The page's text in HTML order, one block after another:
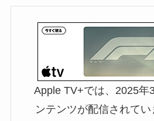
Apple TV+では、2025年
ンテンツが配信されて